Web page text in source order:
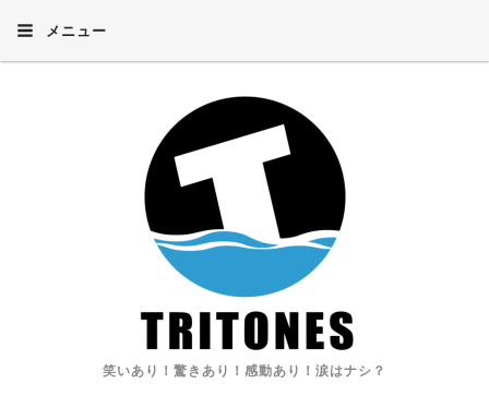
メニュー
笑いあり！驚きあり！感動あり！涙はナシ？